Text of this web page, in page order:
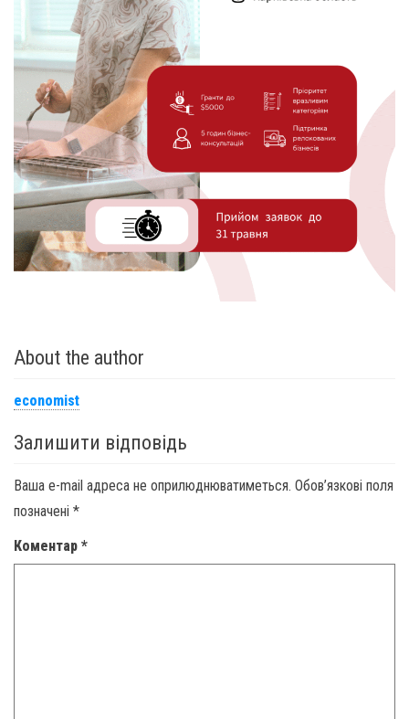
About the author
economist
Залишити відповідь
Ваша e-mail адреса не оприлюднюватиметься. Обов’язкові поля
позначені *
Коментар *